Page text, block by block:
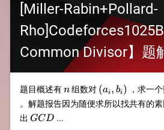
[Miller-Rabin+Pollard-
Common Divisor】题
题目概述有n
n组数对 (a_i,b_i)
(ai, bi ) ，求一
。解题报告因为随便求所以找共有的
出 GCD
GCD ...